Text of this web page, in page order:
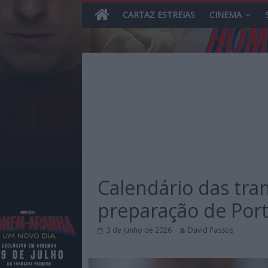
Reviews
sobre
CARTAZ ESTREIAS CINEMA
Calendário das
preparação de
3 de Junho de 2026 David Passos